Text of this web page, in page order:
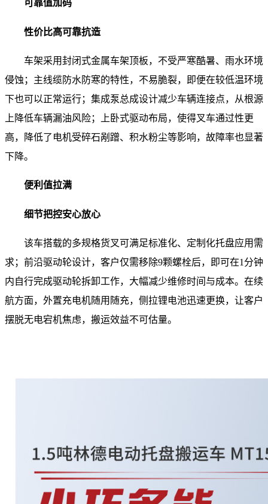
可靠值加码
性价比高可靠抗造
车架采用封闭式金属车架顶板，不受严寒酷暑、雨水环境
侵蚀；主线缆防水防寒的特性，不易脆裂，即便在较低温环境
下也可以正常运行；集成泵总成设计减少车辆连接点，从根源
上降低车辆漏油风险；上卧式驱动布局，使得叉车通过性更
高，降低了电机受碎石剐蹭、积水粉尘等影响，故障率也显著
下降。
便利值拉满
细节把控安心放心
该车搭载的多规格货叉可满足标准化、定制化托盘应用需
求；前沿驱动轮设计，客户仅需移除9颗螺栓后，即可在1分钟
内自行完成驱动轮拆卸工作，大幅减少维修时间与成本。在续
航方面，外置充电机随用随充，侧拉锂电池迅速更换，让客户
摆脱无电宕机焦虑，搬运效益不可估量。